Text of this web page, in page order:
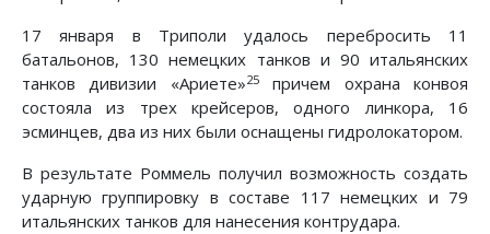
17 января в Триполи удалось перебросить 11
батальонов, 130 немецких танков и 90 итальянских
танков дивизии «Ариете»25причем охрана конвоя
состояла из трех крейсеров, одного линкора, 16
эсминцев, два из них были оснащены гидролокатором.
В результате Роммель получил возможность создать
ударную группировку в составе 117 немецких и 79
итальянских танков для нанесения контрудара.